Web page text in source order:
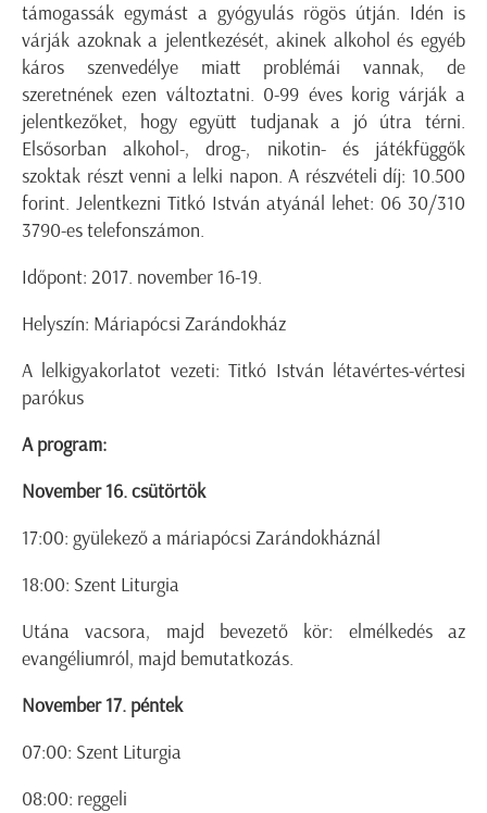
támogassák egymást a gyógyulás rögös útján. Idén is
várják azoknak a jelentkezését, akinek alkohol és egyéb
káros szenvedélye miatt problémái vannak, de
szeretnének ezen változtatni. 0-99 éves korig várják a
jelentkezőket, hogy együtt tudjanak a jó útra térni.
Elsősorban alkohol-, drog-, nikotin- és játékfüggők
szoktak részt venni a lelki napon. A részvételi díj: 10.500
forint. Jelentkezni Titkó István atyánál lehet: 06 30/310
3790-es telefonszámon.
Időpont: 2017. november 16-19.
Helyszín: Máriapócsi Zarándokház
A lelkigyakorlatot vezeti: Titkó István létavértes-vértesi
parókus
A program:
November 16. csütörtök
17:00: gyülekező a máriapócsi Zarándokháznál
18:00: Szent Liturgia
Utána vacsora, majd bevezető kör: elmélkedés az
evangéliumról, majd bemutatkozás.
November 17. péntek
07:00: Szent Liturgia
08:00: reggeli